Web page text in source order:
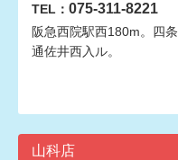
TEL： 075-311-8221
阪急西院駅西180m。四条
通佐井西入ル。
山科店